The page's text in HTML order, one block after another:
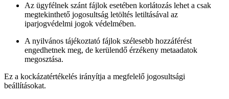
Az ügyfélnek szánt fájlok esetében korlátozás lehet a csak
megtekinthető jogosultság letöltés letiltásával az
iparjogvédelmi jogok védelmében.
A nyilvános tájékoztató fájlok szélesebb hozzáférést
engedhetnek meg, de kerülendő érzékeny metaadatok
megosztása.
Ez a kockázatértékelés irányítja a megfelelő jogosultsági
beállításokat.